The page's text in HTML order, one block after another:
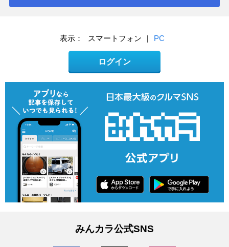
表示： スマートフォン | PC
ログイン
みんカラ公式SNS